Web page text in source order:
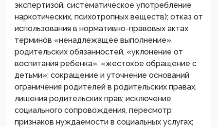
экспертизой, систематическое употребление
наркотических, психотропных веществ); отказ от
использования в нормативно-правовых актах
терминов «ненадлежащее выполнение»
родительских обязанностей, «уклонение от
воспитания ребенка», «жестокое обращение с
детьми»; сокращение и уточнение оснований
ограничения родителей в родительских правах,
лишения родительских прав; исключение
социального сопровождения, пересмотр
признаков нуждаемости в социальных услугах;